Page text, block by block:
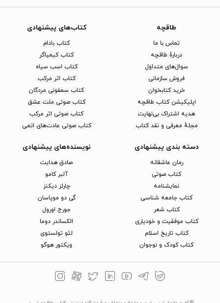
طاقچه
تماس با ما
دربارهٔ طاقچه
سوال‌های متداول
فروش سازمانی
خرید کتابخوان
اپلیکیشن کتاب طاقچه
هدیه اشتراک بی‌نهایت
مجلهٔ معرفی و نقد کتاب
کتاب‌های پیشنهادی
کتاب بادام
کتاب کیمیاگر
کتاب اسب سیاه
کتاب اثر مرکب
کتاب سمفونی مردگان
کتاب صوتی ملت عشق
کتاب صوتی اثر مرکب
کتاب صوتی عادت‌های اتمی
دسته بندی پیشنهادی
رمان عاشقانه
کتاب‌ صوتی
نمایشنامه
کتاب جامعه شناسی
کتاب شعر
کتاب موفقیت و خودیاری
کتاب تاریخ اسلام
کتاب کودک و نوجوان
نویسنده‌های پیشنهادی
صادق هدایت
آلبر کامو
چارلز دیکنز
گی دو موپاسان
جورج اورول
الکساندر دوما
لئو تولستوی
ویکتور هوگو